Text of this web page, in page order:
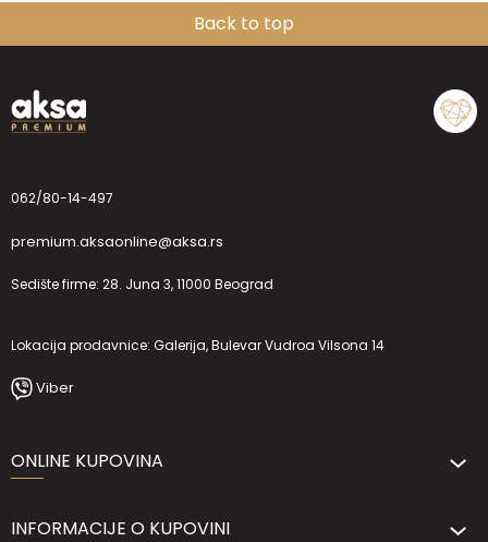
Back to top
062/80-14-497
premium.aksaonline@aksa.rs
Sedište firme: 28. Juna 3, 11000 Beograd
Lokacija prodavnice: Galerija, Bulevar Vudroa Vilsona 14
Viber
ONLINE KUPOVINA
INFORMACIJE O KUPOVINI